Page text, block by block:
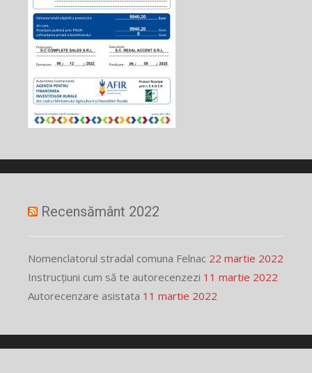
Recensământ 2022
Nomenclatorul stradal comuna Felnac 22 martie 2022
Instrucțiuni cum să te autorecenzezi 11 martie 2022
Autorecenzare asistata 11 martie 2022